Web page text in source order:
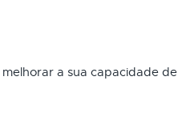
a sua capacidade